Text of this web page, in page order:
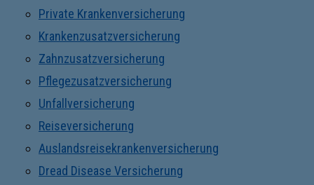
Private Krankenversicherung
Krankenzusatzversicherung
Zahnzusatzversicherung
Pflegezusatzversicherung
Unfallversicherung
Reiseversicherung
Auslandsreisekrankenversicherung
Dread Disease Versicherung